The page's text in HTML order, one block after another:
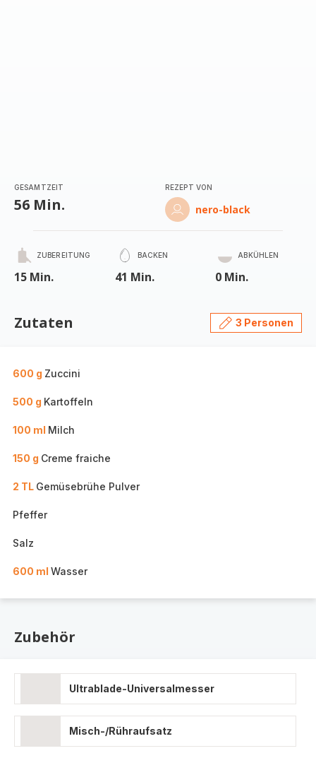
GESAMTZEIT
56 Min.
REZEPT VON
nero-black
ZUBEREITUNG
15 Min.
BACKEN
41 Min.
ABKÜHLEN
0 Min.
Zutaten 3 Personen
600 g Zuccini
500 g Kartoffeln
100 ml Milch
150 g Creme fraiche
2 TL Gemüsebrühe Pulver
Pfeffer
Salz
600 ml Wasser
Zubehör
Ultrablade-Universalmesser
Misch-/Rühraufsatz